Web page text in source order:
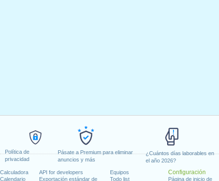
Política de
privacidad
Pásate a Premium para eliminar
anuncios y más
¿Cuántos días laborables en
el año 2026?
Calculadora
Calendario
API for developers
Exportación estándar de
Equipos
Todo list
Configuración
Página de inicio de